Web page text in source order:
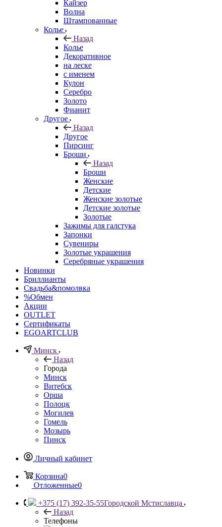
Кайзер
Волна
Штампованные
Колье
Назад
Колье
Декоративное
на леске
с именем
Кулон
Серебро
Золото
Фианит
Другое
Назад
Другое
Пирсинг
Броши
Назад
Броши
Женские
Детские
Женские золотые
Детские золотые
Золотые
Зажимы для галстука
Запонки
Сувениры
Золотые украшения
Серебряные украшения
Новинки
Бриллианты
Свадьба&помолвка
%Обмен
Акции
OUTLET
Сертификаты
EGOARTCLUB
Минск
Назад
Города
Минск
Витебск
Орша
Полоцк
Могилев
Гомель
Мозырь
Пинск
Личный кабинет
Корзина0
Отложенные0
+375 (17) 392-35-55Городской Мстиславца
Назад
Телефоны